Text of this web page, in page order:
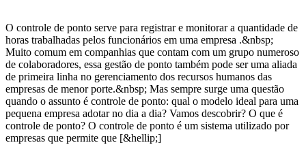
O controle de ponto serve para registrar e monitorar a quantidade de
horas trabalhadas pelos funcionários em uma empresa .&nbsp;
Muito comum em companhias que contam com um grupo numeroso
de colaboradores, essa gestão de ponto também pode ser uma aliada
de primeira linha no gerenciamento dos recursos humanos das
empresas de menor porte.&nbsp; Mas sempre surge uma questão
quando o assunto é controle de ponto: qual o modelo ideal para uma
pequena empresa adotar no dia a dia? Vamos descobrir? O que é
controle de ponto? O controle de ponto é um sistema utilizado por
empresas que permite que [&hellip;]